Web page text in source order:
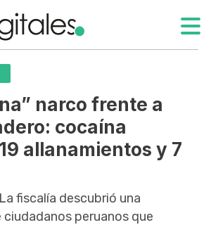
narco frente a
cocaína
allanamientos y 7
La fiscalía descubrió una
peruanos que